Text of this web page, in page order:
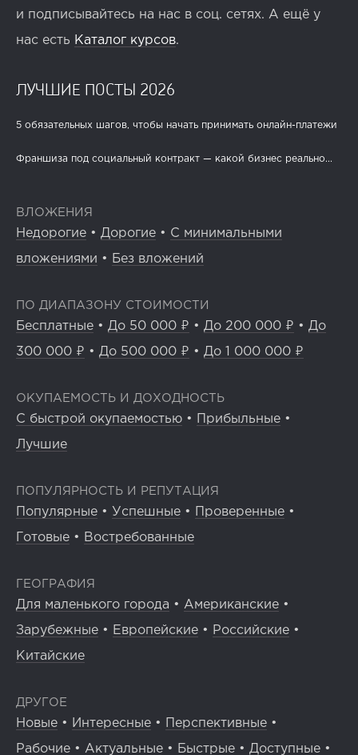
и подписывайтесь на нас в соц. сетях. А ещё у
нас есть Каталог курсов.
ЛУЧШИЕ ПОСТЫ 2026
5 обязательных шагов, чтобы начать принимать онлайн-платежи
Франшиза под социальный контракт — какой бизнес реально...
ВЛОЖЕНИЯ
Недорогие • Дорогие • С минимальными
вложениями • Без вложений
ПО ДИАПАЗОНУ СТОИМОСТИ
Бесплатные • До 50 000 ₽ • До 200 000 ₽ • До
300 000 ₽ • До 500 000 ₽ • До 1 000 000 ₽
ОКУПАЕМОСТЬ И ДОХОДНОСТЬ
С быстрой окупаемостью • Прибыльные •
Лучшие
ПОПУЛЯРНОСТЬ И РЕПУТАЦИЯ
Популярные • Успешные • Проверенные •
Готовые • Востребованные
ГЕОГРАФИЯ
Для маленького города • Американские •
Зарубежные • Европейские • Российские •
Китайские
ДРУГОЕ
Новые • Интересные • Перспективные •
Рабочие • Актуальные • Быстрые • Доступные •